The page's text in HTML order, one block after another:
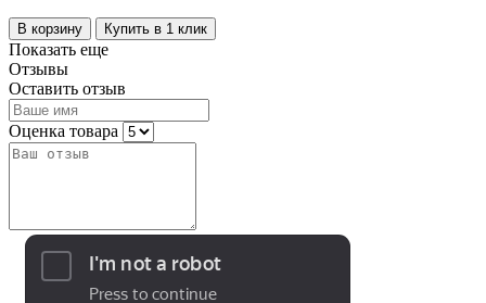
В корзину Купить в 1 клик
Показать еще
Отзывы
Оставить отзыв
Оценка товара